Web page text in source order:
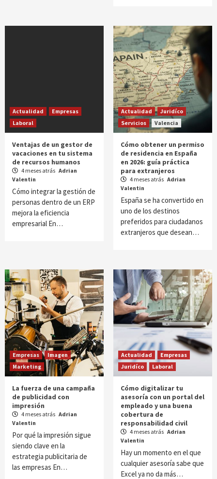
Actualidad
Empresas
Laboral
Ventajas de un gestor de
vacaciones en tu sistema
de recursos humanos
4 meses atrás Adrian
Valentin
Cómo integrar la gestión de
personas dentro de un ERP
mejora la eficiencia
empresarial En…
Actualidad
Juridíco
Servicios
Valencia
Cómo obtener un permiso
de residencia en España
en 2026: guía práctica
para extranjeros
4 meses atrás Adrian
Valentin
España se ha convertido en
uno de los destinos
preferidos para ciudadanos
extranjeros que desean…
Empresas
Imagen
Marketing
La fuerza de una campaña
de publicidad con
impresión
4 meses atrás Adrian
Valentin
Por qué la impresión sigue
siendo clave en la
estrategia publicitaria de
las empresas En…
Actualidad
Empresas
Juridíco
Laboral
Cómo digitalizar tu
asesoría con un portal del
empleado y una buena
cobertura de
responsabilidad civil
4 meses atrás Adrian
Valentin
Hay un momento en el que
cualquier asesoría sabe que
Excel ya no da más…